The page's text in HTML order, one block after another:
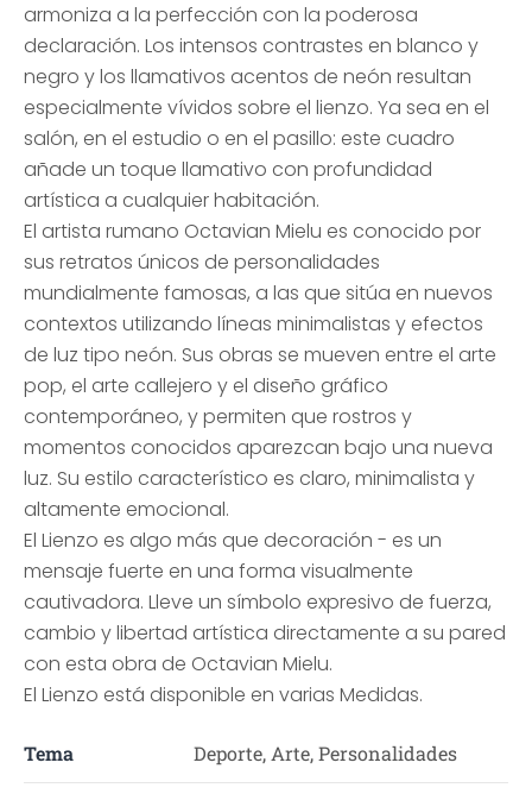
armoniza a la perfección con la poderosa
declaración. Los intensos contrastes en blanco y
negro y los llamativos acentos de neón resultan
especialmente vívidos sobre el lienzo. Ya sea en el
salón, en el estudio o en el pasillo: este cuadro
añade un toque llamativo con profundidad
artística a cualquier habitación.
El artista rumano Octavian Mielu es conocido por
sus retratos únicos de personalidades
mundialmente famosas, a las que sitúa en nuevos
contextos utilizando líneas minimalistas y efectos
de luz tipo neón. Sus obras se mueven entre el arte
pop, el arte callejero y el diseño gráfico
contemporáneo, y permiten que rostros y
momentos conocidos aparezcan bajo una nueva
luz. Su estilo característico es claro, minimalista y
altamente emocional.
El Lienzo es algo más que decoración - es un
mensaje fuerte en una forma visualmente
cautivadora. Lleve un símbolo expresivo de fuerza,
cambio y libertad artística directamente a su pared
con esta obra de Octavian Mielu.
El Lienzo está disponible en varias Medidas.
Tema Deporte, Arte, Personalidades